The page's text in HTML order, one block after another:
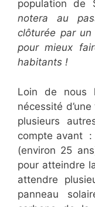
population de
notera au
clôturée par
pour mieux
habitants !
Loin de nous
nécessité
plusieurs
compte avant :
(environ 25
pour atteindre
attendre
panneau